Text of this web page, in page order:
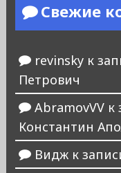
Свежие
revinskyк
Петрович
AbramovVVк
Константин
Виджк